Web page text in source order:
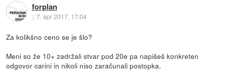
forplan
::7. apr 2017, 17:04
Za kolikšno ceno se je šlo?
Meni so že 10+ zadržali stvar pod 20e pa napišeš konkreten
odgovor carini in nikoli niso zaračunali postopka.